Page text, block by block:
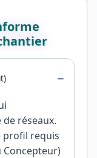
−
réseaux.
profil requis
Concepteur)